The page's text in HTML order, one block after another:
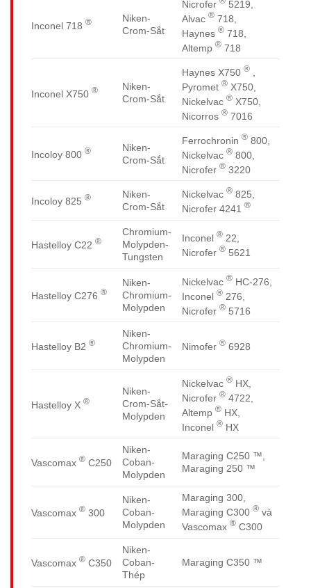
Inconel 718 ®
Niken-
Crom-Sắt
Nicrofer
5219,
Alvac® 718,
Haynes® 718,
Altemp® 718
Inconel X750 ®
Niken-
Crom-Sắt
Haynes X750®
Pyromet® X750,
Nickelvac® X750,
Nicorros® 7016
Incoloy 800 ®
Niken-
Crom-Sắt
Ferrochronin® 800,
Nickelvac® 800,
Nicrofer® 3220
Incoloy 825 ®
Niken-
Crom-Sắt
Nickelvac® 825,
Nicrofer 4241®
Hastelloy C22 ®
Chromium-
Molypden-
Tungsten
Inconel® 22,
Nicrofer® 5621
Hastelloy C276 ®
Niken-
Chromium-
Molypden
Nickelvac® HC-276,
Inconel® 276,
Nicrofer® 5716
Hastelloy B2 ®
Niken-
Chromium-
Molypden
Nimofer® 6928
Hastelloy X ®
Niken-
Crom-Sắt-
Molypden
Nickelvac® HX,
Nicrofer® 4722,
Altemp® HX,
Inconel® HX
Vascomax ® C250
Niken-
Coban-
Molypden
Maraging C250 ™,
Maraging 250 ™
Vascomax ® 300
Niken-
Coban-
Molypden
Maraging 300,
Maraging C300® và
Vascomax® C300
Vascomax ® C350
Niken-
Coban-
Thép
Maraging C350 ™